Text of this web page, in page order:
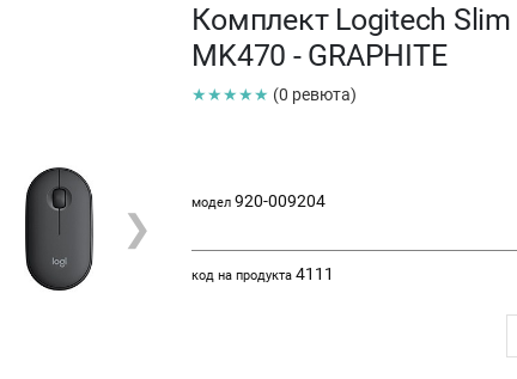
❯
Комплект Logitech
MK470 - GRAPHITE
★★★★★ (0 ревюта)
модел 920-009204
код на продукта 4111